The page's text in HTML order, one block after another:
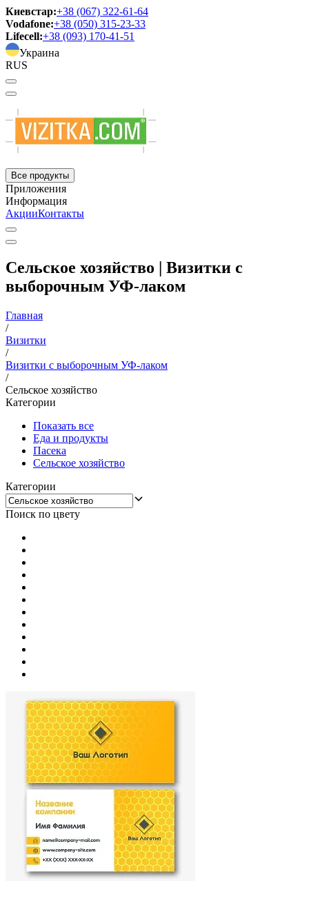
Киевстар:+38 (067) 322-61-64
Vodafone:+38 (050) 315-23-33
Lifecell:+38 (093) 170-41-51
Украина
RUS
Все продукты
Приложения
Информация
АкцииКонтакты
Сельское хозяйство | Визитки с
выборочным УФ-лаком
Главная
/
Визитки
/
Визитки с выборочным УФ-лаком
/
Сельское хозяйство
Категории
Показать все
Еда и продукты
Пасека
Сельское хозяйство
Категории
Поиск по цвету